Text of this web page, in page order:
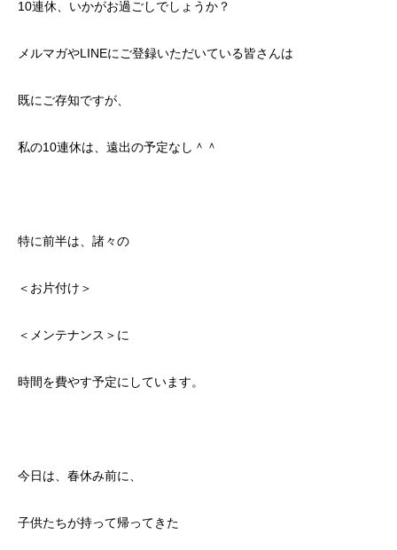
10連休、いかがお過ごしでしょうか？
メルマガやLINEにご登録いただいている皆さんは
既にご存知ですが、
私の10連休は、遠出の予定なし＾＾
特に前半は、諸々の
＜お片付け＞
＜メンテナンス＞に
時間を費やす予定にしています。
今日は、春休み前に、
子供たちが持って帰ってきた